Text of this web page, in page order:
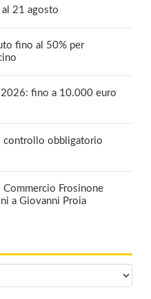
21 agosto
fino al 50% per
2026: fino a 10.000 euro
controllo obbligatorio
Commercio Frosinone
a Giovanni Proia